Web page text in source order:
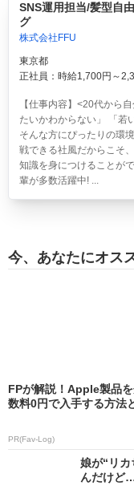
SNS運用担当/髪型自
グ
株式会社FFU
東京都
正社員：時給1,700円～
【仕事内容】<20代から
たいかわからない」 「若
そんな方にぴったりの環
戦できる社風だからこそ
知識を身につけることが
輩が多数活躍中! ...
今、あなたにオス
FPが解説！Apple製品
数料0円で入手する方法
PR(Fav-Log)
娘が“リ
んだけ